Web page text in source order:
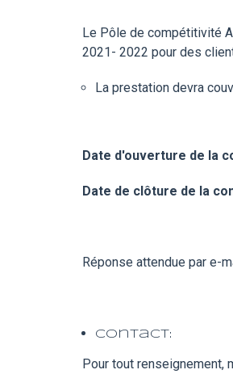
Le Pôle de compétitivité
2021- 2022 pour des
La prestation devra
Date d'ouverture de la
Date de clôture de la
Réponse attendue par e-
Contact:
Pour tout renseignement,